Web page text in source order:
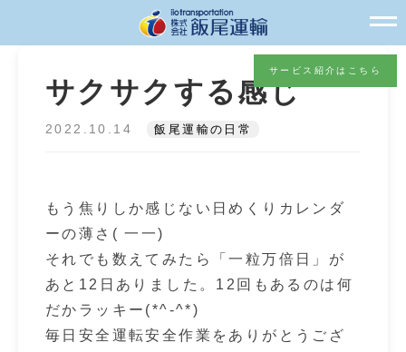
サービス紹介はこちら
サクサクする感じ
2022.10.14 飯尾運輸の日常
もう焦りしか感じない日めくりカレンダ
ーの薄さ( 一一)
それでも数えてみたら「一粒万倍日」が
あと12日ありました。12回もあるのは何
だかラッキー(*^-^*)
毎日安全運転安全作業をありがとうござ